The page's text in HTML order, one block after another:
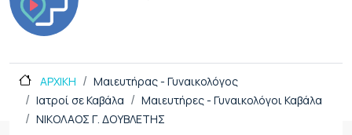
ΑΡΧΙΚΗ
Μαιευτήρας - Γυναικολόγος
Ιατροί σε Καβάλα
Μαιευτήρες - Γυναικολόγοι Καβάλα
ΝΙΚΟΛΑΟΣ Γ. ΔΟΥΒΛΕΤΗΣ